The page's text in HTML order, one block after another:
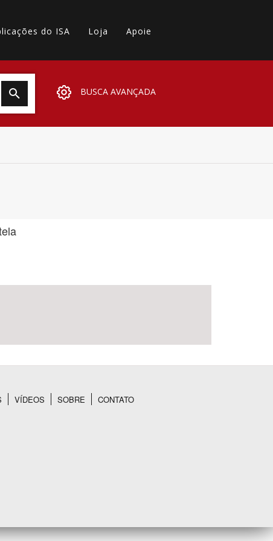
do ISA Loja Apoie
BUSCA AVANÇADA
VÍDEOS SOBRE CONTATO